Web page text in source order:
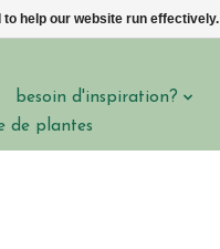
besoin d'inspiration?
de plantes
help our website run effectively.